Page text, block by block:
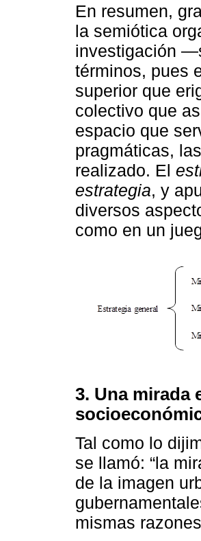
En resumen,
la semiótica
investigación
términos, pues
superior que
colectivo que
espacio que
pragmáticas,
realizado. El
estrategia, y
diversos
como en un
3. Una mirada
Tal como lo
se llamó: “la
de la imagen
mismas